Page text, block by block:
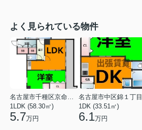
よく見られている物件
1LDK (58.30㎡)
5.7万円
名古屋市中区錦１丁目
1DK (33.51㎡)
6.1万円